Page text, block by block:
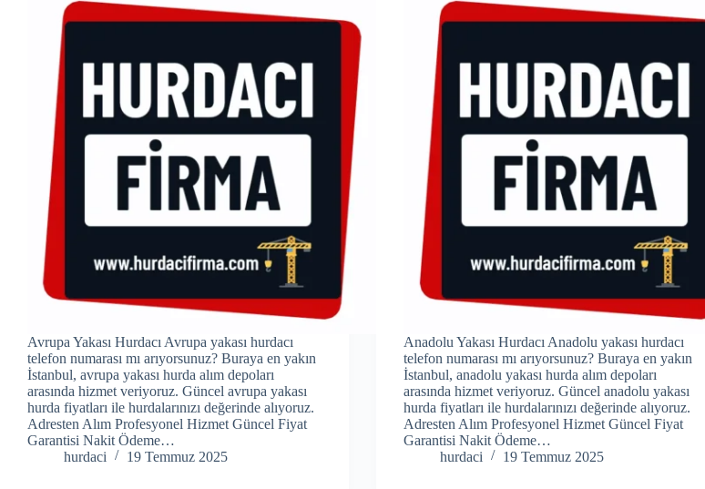
Avrupa Yakası Hurdacı Avrupa yakası hurdacı
telefon numarası mı arıyorsunuz? Buraya en yakın
İstanbul, avrupa yakası hurda alım depoları
arasında hizmet veriyoruz. Güncel avrupa yakası
hurda fiyatları ile hurdalarınızı değerinde alıyoruz.
Adresten Alım Profesyonel Hizmet Güncel Fiyat
Garantisi Nakit Ödeme…
hurdaci
19 Temmuz 2025
Anadolu Yakası Hurdacı Anadolu yakası hurdacı
telefon numarası mı arıyorsunuz? Buraya en yakın
İstanbul, anadolu yakası hurda alım depoları
arasında hizmet veriyoruz. Güncel anadolu yakası
hurda fiyatları ile hurdalarınızı değerinde alıyoruz.
Adresten Alım Profesyonel Hizmet Güncel Fiyat
Garantisi Nakit Ödeme…
hurdaci
19 Temmuz 2025